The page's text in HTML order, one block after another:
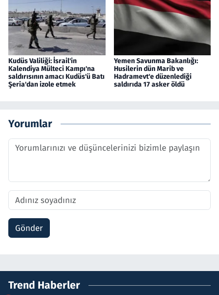
Kudüs Valiliği: İsrail'in
Kalendiya Mülteci Kampı'na
saldırısının amacı Kudüs'ü Batı
Şeria'dan izole etmek
Yemen Savunma Bakanlığı:
Husilerin dün Marib ve
Hadramevt'e düzenlediği
saldırıda 17 asker öldü
Yorumlar
Gönder
Trend Haberler